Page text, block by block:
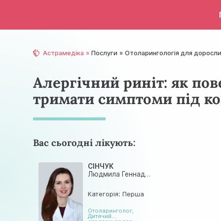
Астрамедіка Послуги Отолaрингологія для
Алергічний риніт: як
тримати симптоми під
Вас сьогодні лікують:
СІНЧУК
Людмила Геннадіївна
Категорія: Перша
Отоларинголог,
Дитячий